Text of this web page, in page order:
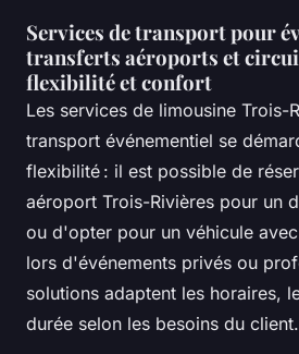
Services de transport pour
transferts aéroports et
flexibilité et confort
Les services de limousine Trois-
transport événementiel se
flexibilité : il est possible de
aéroport Trois-Rivières pour un
ou d'opter pour un véhicule
lors d'événements privés ou
solutions adaptent les horaires,
durée selon les besoins du client.